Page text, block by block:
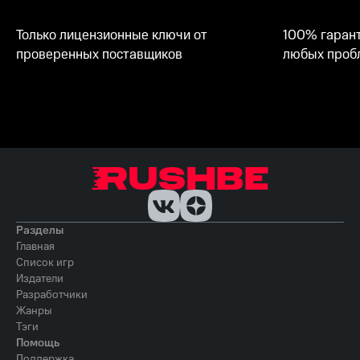
Только лицензионные ключи от
проверенных поставщиков
100%
любых
Разделы
Главная
Список игр
Издатели
Разработчики
Жанры
Тэги
Помощь